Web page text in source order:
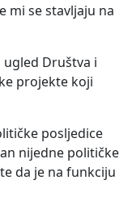
mi se stavljaju na
Društva i
projekte koji
posljedice
nijedne političke
da je na funkciju